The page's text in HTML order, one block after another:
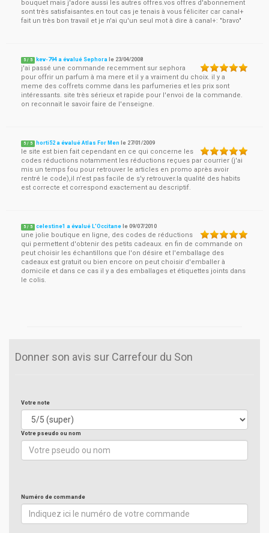
bouquet mais j'adore aussi les autres offres.vos offres d'abonnement
sont très satisfaisantes.en tout cas je tenais à vous féliciter car canal+
fait un très bon travail et je n'ai qu'un seul mot à dire à canal+: "bravo"
5 / 5 kev-794 a évalué Sephora le 23/04/2008
j'ai passé une commande recemment sur sephora
pour offrir un parfum à ma mere et il y a vraiment du choix. il y a
meme des coffrets comme dans les parfumeries et les prix sont
intéressants. site très sérieux et rapide pour l'envoi de la commande.
on reconnait le savoir faire de l'enseigne.
5 / 5 horti52 a évalué Atlas For Men le 27/01/2009
le site est bien fait cependant en ce qui concerne les
codes réductions notamment les réductions reçues par courrier (j'ai
mis un temps fou pour retrouver le articles en promo après avoir
rentré le code),il n'est pas facile de s'y retrouver.la qualité des habits
est correcte et correspond exactement au descriptif.
5 / 5 celestine1 a évalué L'Occitane le09/07/2010
une jolie boutique en ligne, des codes de réductions
qui permettent d'obtenir des petits cadeaux. en fin de commande on
peut choisir les échantillons que l'on désire et l'emballage des
cadeaux est gratuit ou bien encore on peut choisir d'emballer à
domicile et dans ce cas il y a des emballages et étiquettes joints dans
le colis.
Donner son avis sur Carrefour du Son
Votre note
Votre pseudo ou nom
Numéro de commande